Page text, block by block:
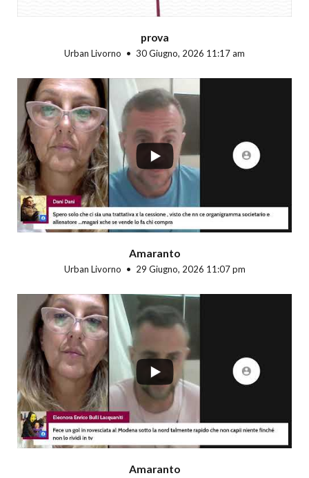
prova
Urban Livorno 30 Giugno, 2026 11:17 am
Amaranto
Urban Livorno 29 Giugno, 2026 11:07 pm
Amaranto